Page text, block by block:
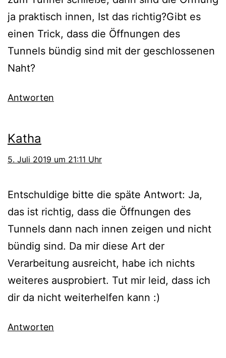
ja praktisch innen, Ist das richtig?Gibt es
einen Trick, dass die Öffnungen des
Tunnels bündig sind mit der geschlossenen
Naht?
Antworten
Katha
5. Juli 2019 um 21:11 Uhr
Entschuldige bitte die späte Antwort: Ja,
das ist richtig, dass die Öffnungen des
Tunnels dann nach innen zeigen und nicht
bündig sind. Da mir diese Art der
Verarbeitung ausreicht, habe ich nichts
weiteres ausprobiert. Tut mir leid, dass ich
dir da nicht weiterhelfen kann :)
Antworten